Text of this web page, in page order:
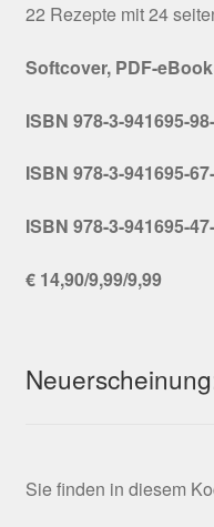
22 Rezepte mit 24
Softcover, PDF-
ISBN 978-3-941695-
ISBN 978-3-941695-
ISBN 978-3-941695-
€ 14,90/9,99/9,99
Sie finden in diesem